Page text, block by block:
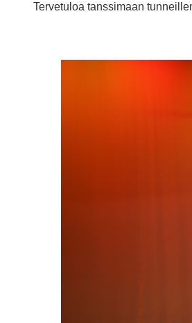
Tervetuloa tanssimaan